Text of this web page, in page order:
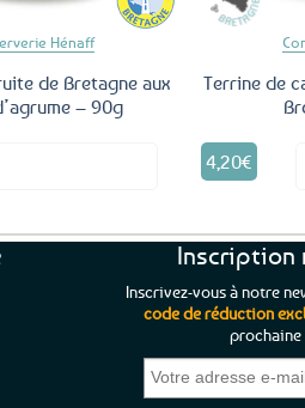
Hénaff
de Bretagne aux
– 90g
Terrine de
4,20€
mis 5 étoiles parce que je pouvais pas
en mettre 6 ;)
plus que satisfaite de mon achat et
livraison. Ne changez rien”Jade C.
Inscription
Inscrivez-vous à notre
code de réduction
prochaine